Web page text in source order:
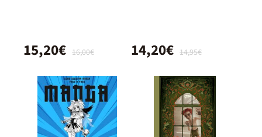
16,00€
15,20€ 14,95€
14,20€